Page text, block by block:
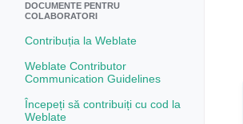
DOCUMENTE PENTRU
COLABORATORI
Contribuția la Weblate
Weblate Contributor
Communication Guidelines
Începeți să contribuiți cu cod la
Weblate